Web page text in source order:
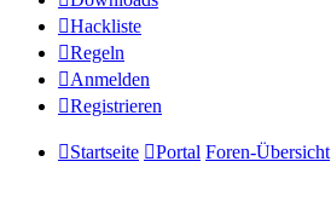
Hackliste
Regeln
Anmelden
Registrieren
Startseite Portal Foren-Übersicht